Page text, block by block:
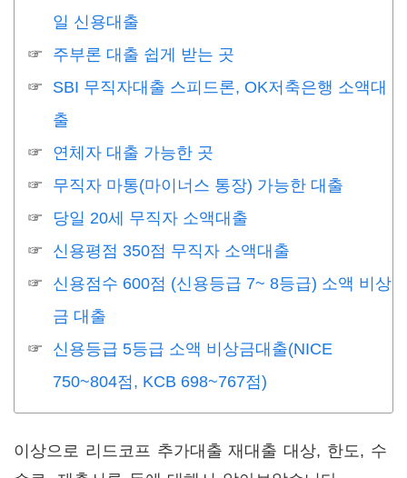
일 신용대출
주부론 대출 쉽게 받는 곳
SBI 무직자대출 스피드론, OK저축은행 소액대
출
연체자 대출 가능한 곳
무직자 마통(마이너스 통장) 가능한 대출
당일 20세 무직자 소액대출
신용평점 350점 무직자 소액대출
신용점수 600점 (신용등급 7~ 8등급) 소액 비상
금 대출
신용등급 5등급 소액 비상금대출(NICE
750~804점, KCB 698~767점)
이상으로 리드코프 추가대출 재대출 대상, 한도, 수